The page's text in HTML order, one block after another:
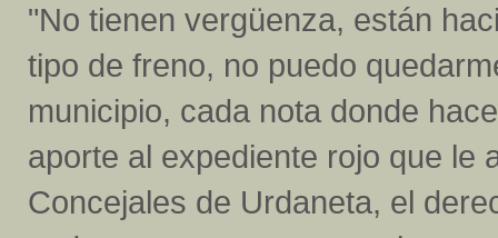
"No tienen vergüenza, están
tipo de freno, no puedo
municipio, cada nota donde
aporte al expediente rojo que le
Concejales de Urdaneta, el